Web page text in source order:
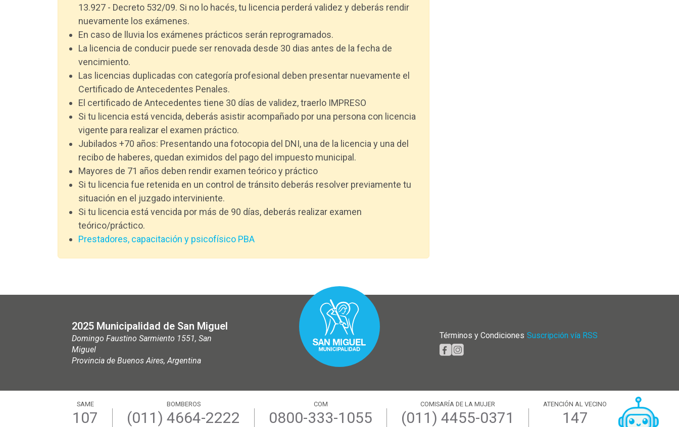
13.927 - Decreto 532/09. Si no lo hacés, tu licencia perderá validez y deberás rendir
nuevamente los exámenes.
En caso de lluvia los exámenes prácticos serán reprogramados.
La licencia de conducir puede ser renovada desde 30 dias antes de la fecha de
vencimiento.
Las licencias duplicadas con categoría profesional deben presentar nuevamente el
Certificado de Antecedentes Penales.
El certificado de Antecedentes tiene 30 días de validez, traerlo IMPRESO
Si tu licencia está vencida, deberás asistir acompañado por una persona con licencia
vigente para realizar el examen práctico.
Jubilados +70 años: Presentando una fotocopia del DNI, una de la licencia y una del
recibo de haberes, quedan eximidos del pago del impuesto municipal.
Mayores de 71 años deben rendir examen teórico y práctico
Si tu licencia fue retenida en un control de tránsito deberás resolver previamente tu
situación en el juzgado interviniente.
Si tu licencia está vencida por más de 90 días, deberás realizar examen
teórico/práctico.
Prestadores, capacitación y psicofísico PBA
2025 Municipalidad de San Miguel
Domingo Faustino Sarmiento 1551, San
Miguel
Provincia de Buenos Aires, Argentina
Términos y Condiciones Suscripción vía RSS
SAME
107
BOMBEROS
(011) 4664-2222
COM
0800-333-1055
COMISARÍA DE LA MUJER
(011) 4455-0371
ATENCIÓN AL VECINO
147